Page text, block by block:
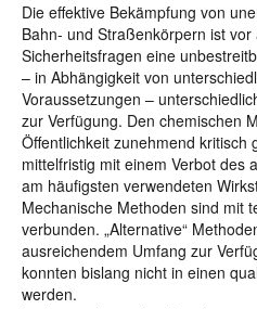
Die effektive Bekämpfung von
Bahn- und Straßenkörpern ist
Sicherheitsfragen eine
– in Abhängigkeit von
Voraussetzungen –
zur Verfügung. Den chemischen
Öffentlichkeit zunehmend kritisch
mittelfristig mit einem Verbot des
am häufigsten verwendeten
Mechanische Methoden sind mit
verbunden. „Alternative“
ausreichendem Umfang zur
konnten bislang nicht in einen
werden.